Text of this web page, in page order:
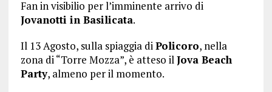
Fan in visibilio per l’imminente arrivo di
Jovanotti in Basilicata.
Il 13 Agosto, sulla spiaggia diPolicoro, nella
zona di “Torre Mozza”, è atteso ilJova Beach
Party, almeno per il momento.